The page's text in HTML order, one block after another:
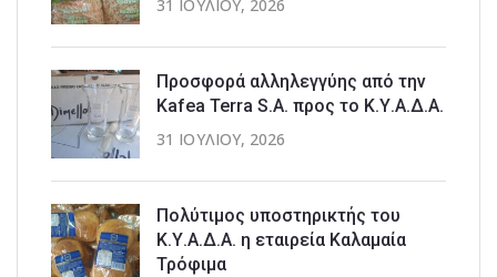
31 ΙΟΥΛΊΟΥ, 2026
Προσφορά αλληλεγγύης από την
Kafea Terra S.A. προς το Κ.Υ.Α.Δ.Α.
31 ΙΟΥΛΊΟΥ, 2026
Πολύτιμος υποστηρικτής του
Κ.Υ.Α.Δ.Α. η εταιρεία Καλαμαία
Τρόφιμα